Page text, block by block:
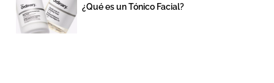
¿Qué es un Tónico Facial?